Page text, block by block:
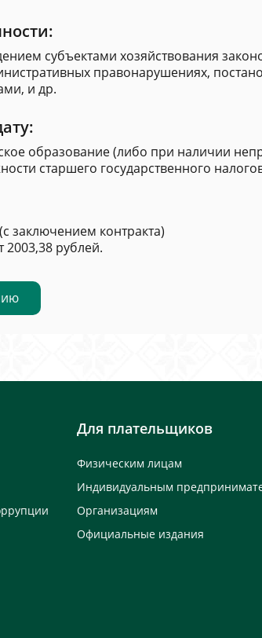
субъектами хозяйствования
правонарушениях,
и др.
образование (либо при наличии
старшего государственного
заключением контракта)
2003,38 рублей.
Для плательщиков
Физическим лицам
Индивидуальным
Организациям
Официальные издания